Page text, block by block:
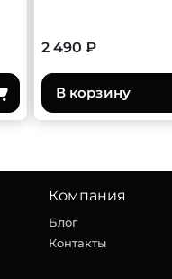
2 490 ₽
В корзину
Компания
Блог
Контакты